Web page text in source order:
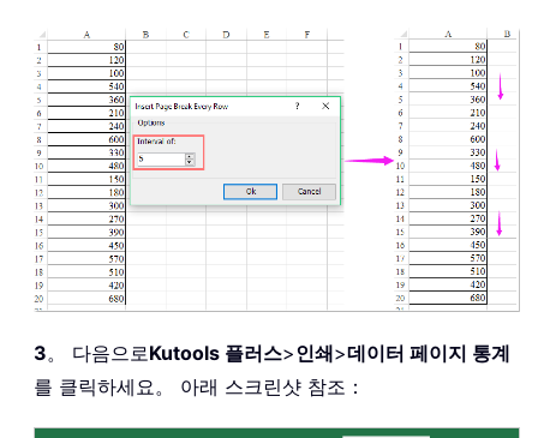
3。 다음으로Kutools 플러스>인쇄>데이터 페이지 통계
를 클릭하세요。 아래 스크린샷 참조：